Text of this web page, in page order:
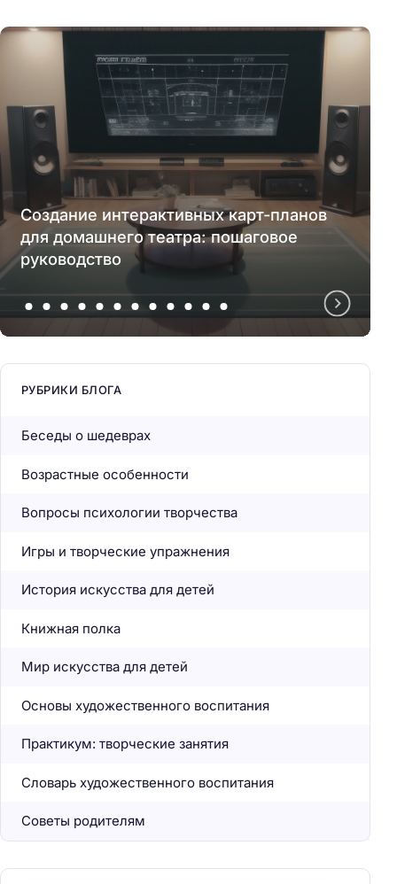
Создание интерактивных карт-планов
для домашнего театра: пошаговое
руководство
РУБРИКИ БЛОГА
Беседы о шедеврах
Возрастные особенности
Вопросы психологии творчества
Игры и творческие упражнения
История искусства для детей
Книжная полка
Мир искусства для детей
Основы художественного воспитания
Практикум: творческие занятия
Словарь художественного воспитания
Советы родителям